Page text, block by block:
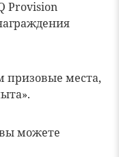
Provision
призовые места,
можете